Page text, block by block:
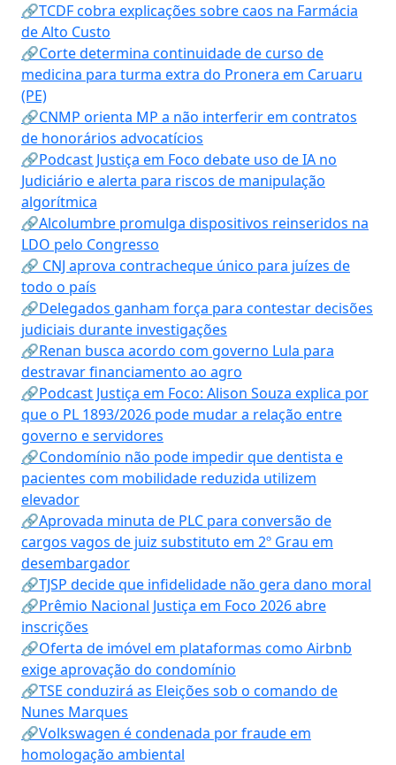
🔗TCDF cobra explicações sobre caos na Farmácia
de Alto Custo
🔗Corte determina continuidade de curso de
medicina para turma extra do Pronera em Caruaru
(PE)
🔗CNMP orienta MP a não interferir em contratos
de honorários advocatícios
🔗Podcast Justiça em Foco debate uso de IA no
Judiciário e alerta para riscos de manipulação
algorítmica
🔗Alcolumbre promulga dispositivos reinseridos na
LDO pelo Congresso
🔗 CNJ aprova contracheque único para juízes de
todo o país
🔗Delegados ganham força para contestar decisões
judiciais durante investigações
🔗Renan busca acordo com governo Lula para
destravar financiamento ao agro
🔗Podcast Justiça em Foco: Alison Souza explica por
que o PL 1893/2026 pode mudar a relação entre
governo e servidores
🔗Condomínio não pode impedir que dentista e
pacientes com mobilidade reduzida utilizem
elevador
🔗Aprovada minuta de PLC para conversão de
cargos vagos de juiz substituto em 2º Grau em
desembargador
🔗TJSP decide que infidelidade não gera dano moral
🔗Prêmio Nacional Justiça em Foco 2026 abre
inscrições
🔗Oferta de imóvel em plataformas como Airbnb
exige aprovação do condomínio
🔗TSE conduzirá as Eleições sob o comando de
Nunes Marques
🔗Volkswagen é condenada por fraude em
homologação ambiental